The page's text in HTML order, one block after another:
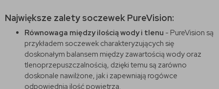
Największe zalety soczewek PureVision:
Równowaga między ilością wody i tlenu - PureVision są
przykładem soczewek charakteryzujących się
doskonałym balansem między zawartością wody oraz
tlenoprzepuszczalnością, dzięki temu są zarówno
doskonale nawilżone, jak i zapewniają rogówce
odpowiednią ilość powietrza.